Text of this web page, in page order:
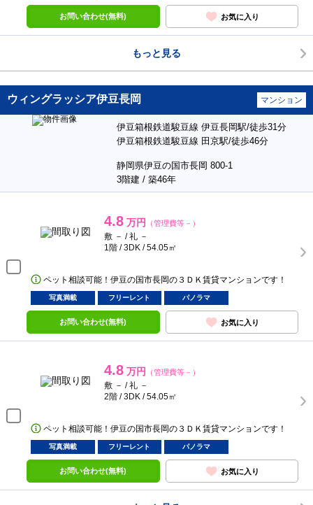
お問い合わせ(無料) お気に入り
もっと見る
ウィングラッシア伊豆長岡 マンション
伊豆箱根鉄道駿豆線 伊豆長岡駅/徒歩31分
伊豆箱根鉄道駿豆線 田京駅/徒歩46分
静岡県伊豆の国市長岡 800-1
3階建 / 築46年
4.8 万円 （管理費等－）
敷 － / 礼 －
1階 / 3DK / 54.05㎡
ペット相談可能！伊豆の国市長岡の３ＤＫ賃貸マンションです！
写真満載 フリーレント パノラマ
お問い合わせ(無料) お気に入り
4.8 万円 （管理費等－）
敷 － / 礼 －
2階 / 3DK / 54.05㎡
ペット相談可能！伊豆の国市長岡の３ＤＫ賃貸マンションです！
写真満載 フリーレント パノラマ
お問い合わせ(無料) お気に入り